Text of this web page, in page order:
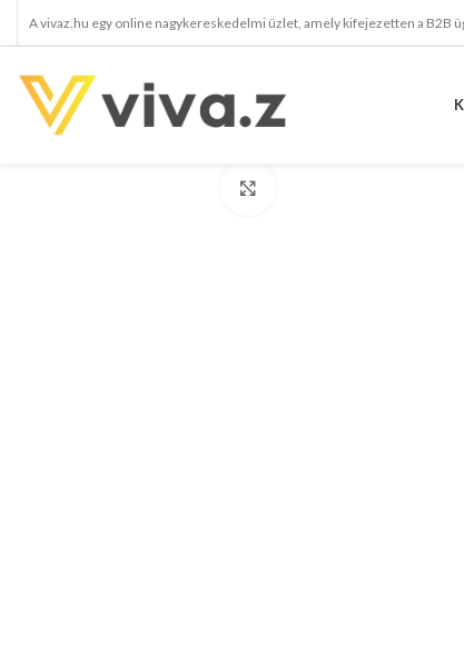
A vivaz.hu egy online nagykereskedelmi üzlet, amely kifejezetten a B2B